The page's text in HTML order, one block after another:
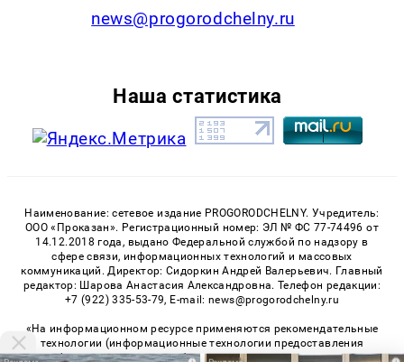
news@progorodchelny.ru
Наша статистика
Наименование: сетевое издание PROGORODCHELNY. Учредитель:
ООО «Проказан». Регистрационный номер: ЭЛ № ФС 77-74496 от
14.12.2018 года, выдано Федеральной службой по надзору в
сфере связи, информационных технологий и массовых
коммуникаций. Директор: Сидоркин Андрей Валерьевич. Главный
редактор: Шарова Анастасия Александровна. Телефон редакции:
+7 (922) 335-53-79, E-mail: news@progorodchelny.ru
«На информационном ресурсе применяются рекомендательные
технологии (информационные технологии предоставления
информации на основе сбора, систематизации и анализа